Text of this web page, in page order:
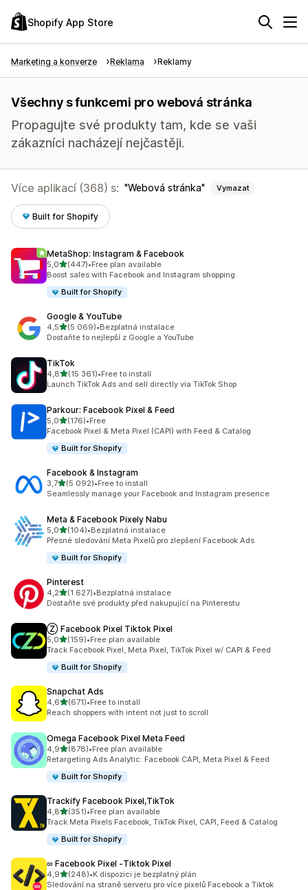
Shopify App Store
Marketing a konverze Reklama Reklamy
Všechny s funkcemi pro webová stránka
Propagujte své produkty tam, kde se vaši
zákazníci nacházejí nejčastěji.
Více aplikací (368) s: Webová stránka Vymazat
Built for Shopify
MetaShop: Instagram & Facebook
5,0z 5 hvězd
(447)
Celkový počet recenzí: 447
•Free plan available
Boost sales with Facebook and Instagram shopping.
Built for Shopify
Google & YouTube
4,5z 5 hvězd
(5 069)
Celkový počet recenzí: 5069
•Bezplatná instalace
Dostaňte to nejlepší z Google a YouTube
TikTok
4,8z 5 hvězd
(15 361)
Celkový počet recenzí: 15361
•Free to install
Launch TikTok Ads and sell directly via TikTok Shop
Parkour: Facebook Pixel & Feed
5,0z 5 hvězd
(176)
Celkový počet recenzí: 176
•Free
Facebook Pixel & Meta Pixel (CAPI) with Feed & Catalog
Built for Shopify
Facebook & Instagram
3,7z 5 hvězd
(5 092)
Celkový počet recenzí: 5092
•Free to install
Seamlessly manage your Facebook and Instagram presence
Meta & Facebook Pixely Nabu
5,0z 5 hvězd
(104)
Celkový počet recenzí: 104
•Bezplatná instalace
Přesné sledování Meta Pixelů pro zlepšení Facebook Ads
Built for Shopify
Pinterest
4,2z 5 hvězd
(1 627)
Celkový počet recenzí: 1627
•Bezplatná instalace
Dostaňte své produkty před nakupující na Pinterestu
Ⓩ Facebook Pixel Tiktok Pixel
5,0z 5 hvězd
(159)
Celkový počet recenzí: 159
•Free plan available
Track Facebook Pixel, Meta Pixel, TikTok Pixel w/ CAPI & Feed
Built for Shopify
Snapchat Ads
4,6z 5 hvězd
(671)
Celkový počet recenzí: 671
•Free to install
Reach shoppers with intent not just to scroll
Omega Facebook Pixel Meta Feed
4,9z 5 hvězd
(878)
Celkový počet recenzí: 878
•Free plan available
Retargeting Ads Analytic: Facebook CAPI, Meta Pixel & Feed
Built for Shopify
Trackify Facebook Pixel,TikTok
4,8z 5 hvězd
(351)
Celkový počet recenzí: 351
•Free plan available
Track Meta Pixels Facebook, TikTok Pixel, CAPI, Feed & Catalog
Built for Shopify
∞ Facebook Pixel ‑Tiktok Pixel
4,9z 5 hvězd
(248)
Celkový počet recenzí: 248
•K dispozici je bezplatný plán
Sledování na straně serveru pro více pixelů Facebook a Tiktok